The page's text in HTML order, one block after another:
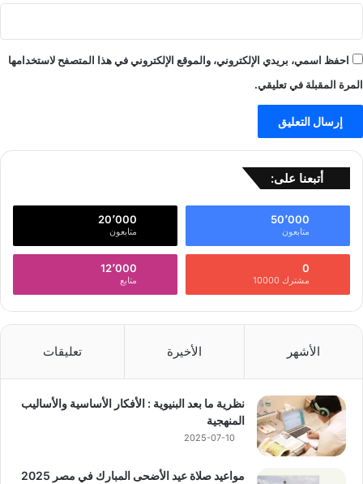
احفظ اسمي، بريدي الإلكتروني، والموقع الإلكتروني في هذا المتصفح لاستخدامها
المرة المقبلة في تعليقي.
أتبعنا على:
50٬000
متابعون
20٬000
متابعون
0
مشترك 10000
12٬000
متابع
الأشهر الأخيرة تعليقات
نظرية ما بعد البنيوية : الأفكار الأساسية والأساليب
المنهجية
2025-07-10
مواعيد صلاة عيد الأضحى المبارك في مصر 2025